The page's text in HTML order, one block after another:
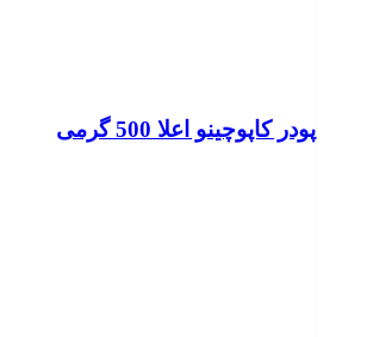
پودر کاپوچینو اعلا 500 گرمی